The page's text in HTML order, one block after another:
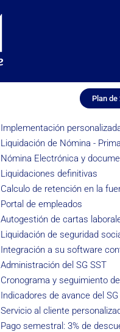
Plan
Implementación
Liquidación de Nómina -
Nómina Electrónica y
Liquidaciones definitivas
Calculo de retención en la
Portal de empleados
Autogestión de cartas
Liquidación de seguridad
Integración a su software
Administración del SG SST
Cronograma y seguimiento
Indicadores de avance del SG
Servicio al cliente
Pago semestral: 3% de